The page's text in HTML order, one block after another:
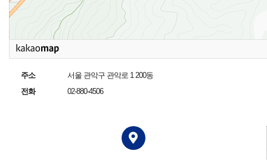
주소
서울 관악구 관악로 1 200동
전화
02-880-4506